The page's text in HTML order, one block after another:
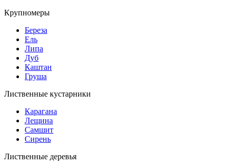
Крупномеры
Береза
Ель
Липа
Дуб
Каштан
Груша
Лиственные кустарники
Карагана
Лещина
Самшит
Сирень
Лиственные деревья